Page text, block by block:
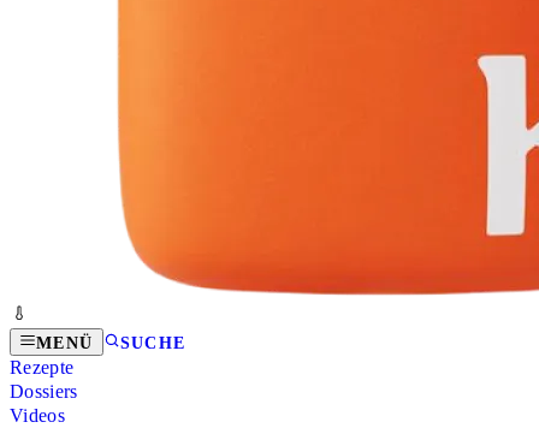
MENÜ SUCHE
Rezepte
Dossiers
Videos